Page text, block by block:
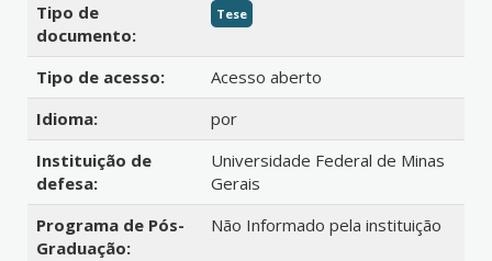
Tipo de
documento:
Tese
Tipo de acesso:
Acesso aberto
Idioma:
por
Instituição de
defesa:
Universidade Federal de Minas
Gerais
Programa de Pós-
Graduação:
Não Informado pela instituição